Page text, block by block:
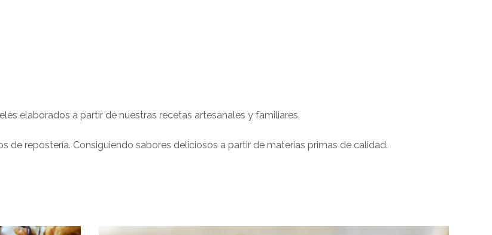
elaborados a partir de nuestras recetas artesanales y familiares.
repostería. Consiguiendo sabores deliciosos a partir de materias primas de calidad.